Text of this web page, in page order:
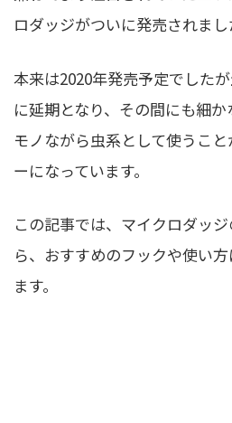
ロダッジがついに発売されまし
本来は2020年発売予定でした
に延期となり、その間にも細
モノながら虫系として使うこ
ーになっています。
この記事では、マイクロダッ
ら、おすすめのフックや使い
ます。